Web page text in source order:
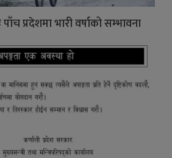
प्रदेशमा भारी वर्षाको सम्भावना